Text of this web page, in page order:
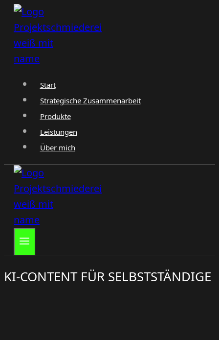
Zum
Inhalt
springen
Start
Strategische Zusammenarbeit
Produkte
Leistungen
Über mich
KI-CONTENT FÜR SELBSTSTÄNDIGE